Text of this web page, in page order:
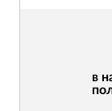
в